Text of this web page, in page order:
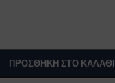
ΠΡΟΣΘΉΚΗ ΣΤΟ ΚΑΛΆΘΙ